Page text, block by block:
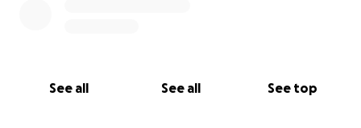
See all See all See top